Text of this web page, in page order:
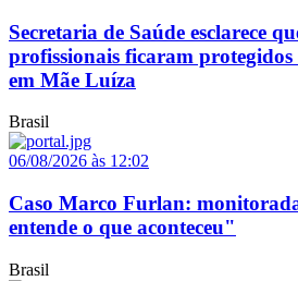
Secretaria de Saúde esclarece
profissionais ficaram
em Mãe Luíza
Brasil
06/08/2026 às 12:02
Caso Marco Furlan:
entende o que aconteceu"
Brasil